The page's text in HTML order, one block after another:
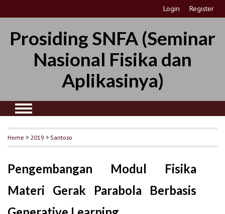
Login Register
Prosiding SNFA (Seminar
Nasional Fisika dan
Aplikasinya)
Home > 2019 > Santoso
Pengembangan Modul Fisika
Materi Gerak Parabola Berbasis